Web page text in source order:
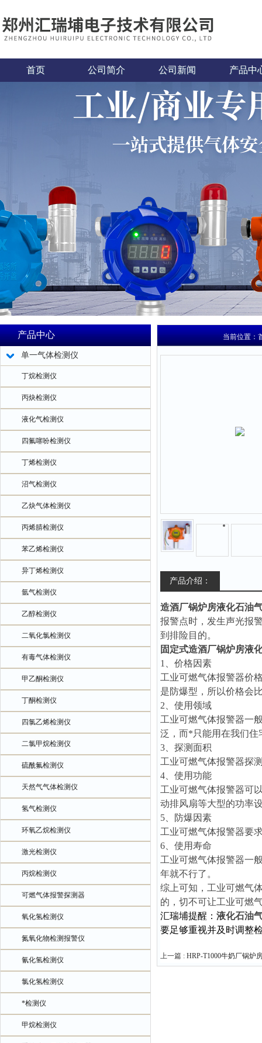
首页 公司简介 公司新闻 产品中
产品中心
单一气体检测仪
丁烷检测仪
丙炔检测仪
液化气检测仪
四氟噻吩检测仪
丁烯检测仪
沼气检测仪
乙炔气体检测仪
丙烯腈检测仪
苯乙烯检测仪
异丁烯检测仪
氩气检测仪
乙醇检测仪
二氧化氯检测仪
有毒气体检测仪
甲乙酮检测仪
丁酮检测仪
四氯乙烯检测仪
二氯甲烷检测仪
硫酰氟检测仪
天然气气体检测仪
氢气检测仪
环氧乙烷检测仪
激光检测仪
丙烷检测仪
可燃气体报警探测器
氧化氢检测仪
氮氧化物检测报警仪
氰化氢检测仪
氯化氢检测仪
*检测仪
甲烷检测仪
当前位置：
产品介绍：
造酒厂锅炉房液化石油
报警点时，发生声光报
到排险目的。
固定式造酒厂锅炉房液
1、价格因素
工业可燃气体报警器价
是防爆型，所以价格会
2、使用领域
工业可燃气体报警器一
泛，而*只能用在我们住
3、探测面积
工业可燃气体报警器探
4、使用功能
工业可燃气体报警器可
动排风扇等大型的功率
5、防爆因素
工业可燃气体报警器要
6、使用寿命
工业可燃气体报警器一
年就不行了。
综上可知，工业可燃气
的，切不可让工业可燃
汇瑞埔提醒： 液化石油
要足够重视并及时调整
上一篇 : HRP-T1000牛奶厂锅炉